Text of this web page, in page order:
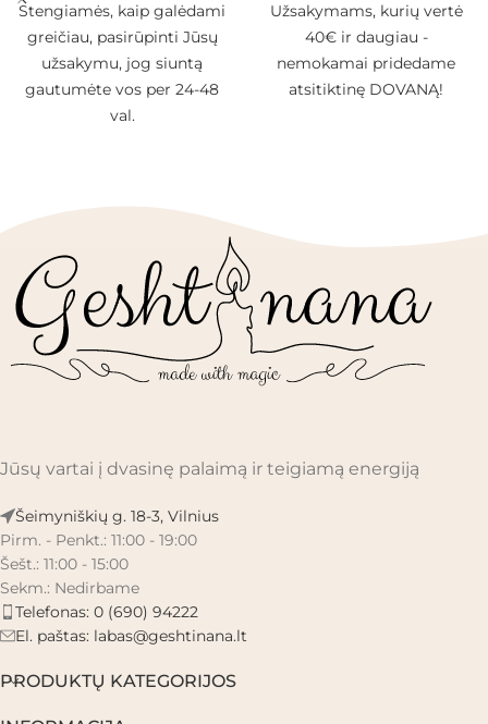
Stengiamės, kaip galėdami
greičiau, pasirūpinti Jūsų
užsakymu, jog siuntą
gautumėte vos per 24-48
val.
Užsakymams, kurių vertė
40€ ir daugiau -
nemokamai pridedame
atsitiktinę DOVANĄ!
Jūsų vartai į dvasinę palaimą ir teigiamą energiją
Šeimyniškių g. 18-3, Vilnius
Pirm. - Penkt.: 11:00 - 19:00
Šešt.: 11:00 - 15:00
Sekm.: Nedirbame
Telefonas: 0 (690) 94222
El. paštas: labas@geshtinana.lt
PRODUKTŲ KATEGORIJOS